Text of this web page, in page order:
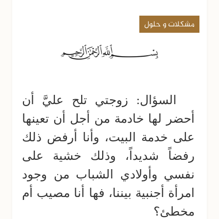
مشكلات و حلول
السؤال: زوجتي تلح عليَّ أن
أحضر لها خادمة من أجل أن تعينها
على خدمة البيت، وأنا أرفض ذلك
رفضاً شديداً، وذلك خشية على
نفسي وأولادي الشباب من وجود
امرأة أجنبية بيننا، فها أنا مصيب أم
مخطئ؟